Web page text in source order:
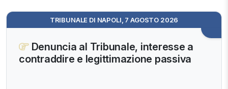
TRIBUNALE DI NAPOLI, 7 AGOSTO 2026
Denuncia al Tribunale, interesse a
contraddire e legittimazione passiva